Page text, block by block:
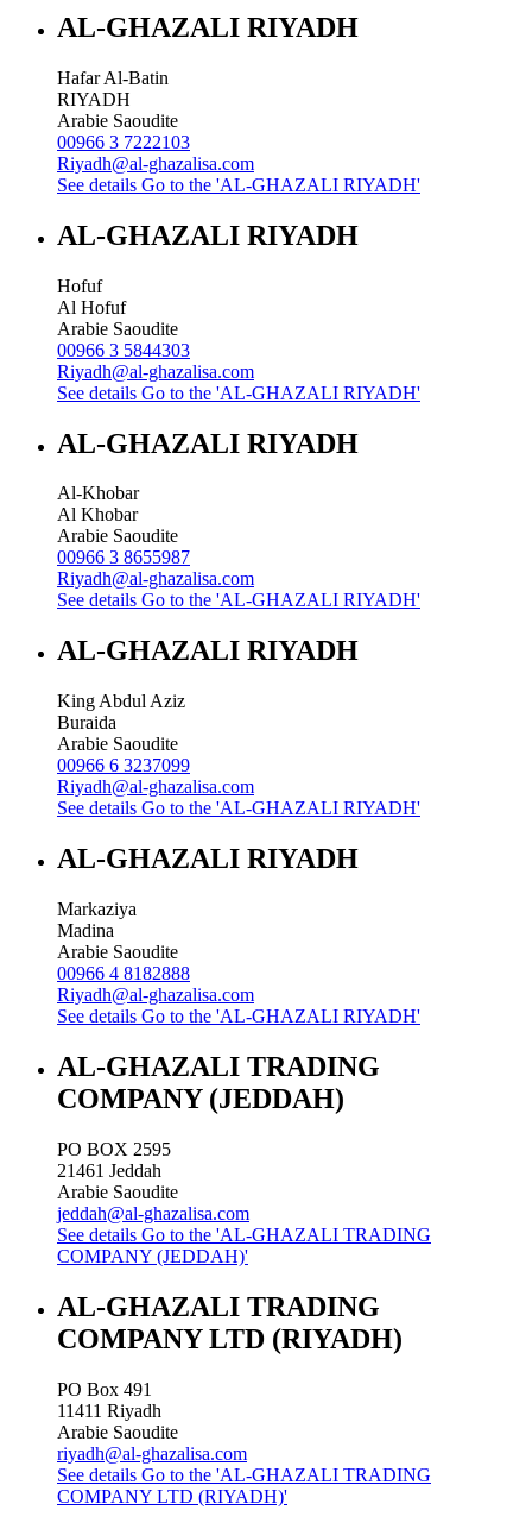
AL-GHAZALI RIYADH
Hafar Al-Batin
RIYADH
Arabie Saoudite
00966 3 7222103
Riyadh@al-ghazalisa.com
See details Go to the 'AL-GHAZALI RIYADH'
AL-GHAZALI RIYADH
Hofuf
Al Hofuf
Arabie Saoudite
00966 3 5844303
Riyadh@al-ghazalisa.com
See details Go to the 'AL-GHAZALI RIYADH'
AL-GHAZALI RIYADH
Al-Khobar
Al Khobar
Arabie Saoudite
00966 3 8655987
Riyadh@al-ghazalisa.com
See details Go to the 'AL-GHAZALI RIYADH'
AL-GHAZALI RIYADH
King Abdul Aziz
Buraida
Arabie Saoudite
00966 6 3237099
Riyadh@al-ghazalisa.com
See details Go to the 'AL-GHAZALI RIYADH'
AL-GHAZALI RIYADH
Markaziya
Madina
Arabie Saoudite
00966 4 8182888
Riyadh@al-ghazalisa.com
See details Go to the 'AL-GHAZALI RIYADH'
AL-GHAZALI TRADING
COMPANY (JEDDAH)
PO BOX 2595
21461 Jeddah
Arabie Saoudite
jeddah@al-ghazalisa.com
See details Go to the 'AL-GHAZALI TRADING
COMPANY (JEDDAH)'
AL-GHAZALI TRADING
COMPANY LTD (RIYADH)
PO Box 491
11411 Riyadh
Arabie Saoudite
riyadh@al-ghazalisa.com
See details Go to the 'AL-GHAZALI TRADING
COMPANY LTD (RIYADH)'